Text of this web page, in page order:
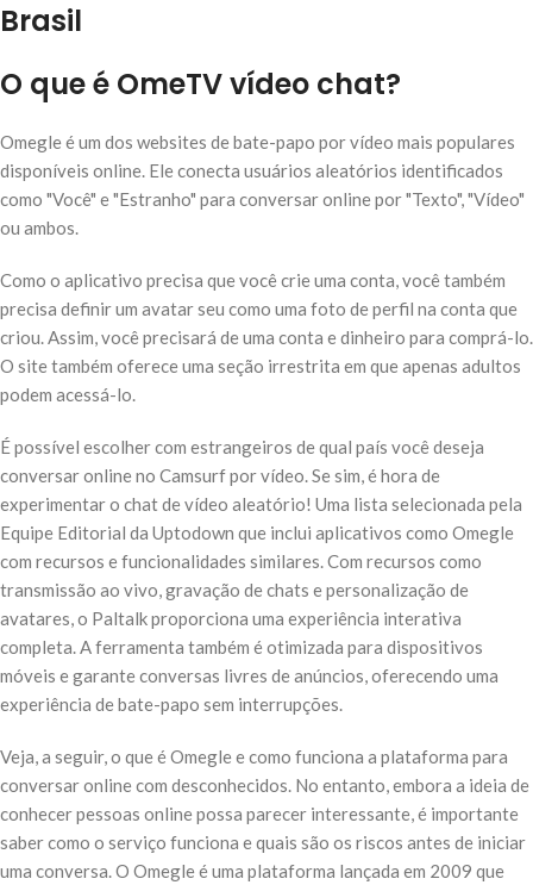
Brasil
O que é OmeTV vídeo chat?
Omegle é um dos websites de bate-papo por vídeo mais populares
disponíveis online. Ele conecta usuários aleatórios identificados
como "Você" e "Estranho" para conversar online por "Texto", "Vídeo"
ou ambos.
Como o aplicativo precisa que você crie uma conta, você também
precisa definir um avatar seu como uma foto de perfil na conta que
criou. Assim, você precisará de uma conta e dinheiro para comprá-lo.
O site também oferece uma seção irrestrita em que apenas adultos
podem acessá-lo.
É possível escolher com estrangeiros de qual país você deseja
conversar online no Camsurf por vídeo. Se sim, é hora de
experimentar o chat de vídeo aleatório! Uma lista selecionada pela
Equipe Editorial da Uptodown que inclui aplicativos como Omegle
com recursos e funcionalidades similares. Com recursos como
transmissão ao vivo, gravação de chats e personalização de
avatares, o Paltalk proporciona uma experiência interativa
completa. A ferramenta também é otimizada para dispositivos
móveis e garante conversas livres de anúncios, oferecendo uma
experiência de bate-papo sem interrupções.
Veja, a seguir, o que é Omegle e como funciona a plataforma para
conversar online com desconhecidos. No entanto, embora a ideia de
conhecer pessoas online possa parecer interessante, é importante
saber como o serviço funciona e quais são os riscos antes de iniciar
uma conversa. O Omegle é uma plataforma lançada em 2009 que